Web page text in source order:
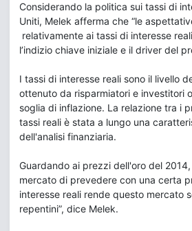
Considerando la politica sui tassi di
Uniti, Melek afferma che “le
relativamente ai tassi di interesse
l’indizio chiave iniziale e il driver del
I tassi di interesse reali sono il livello
ottenuto da risparmiatori e investitori
soglia di inflazione. La relazione tra i
tassi reali è stata a lungo una
dell'analisi finanziaria.
Guardando ai prezzi dell'oro del
mercato di prevedere con una certa
interesse reali rende questo mercato
repentini”, dice Melek.